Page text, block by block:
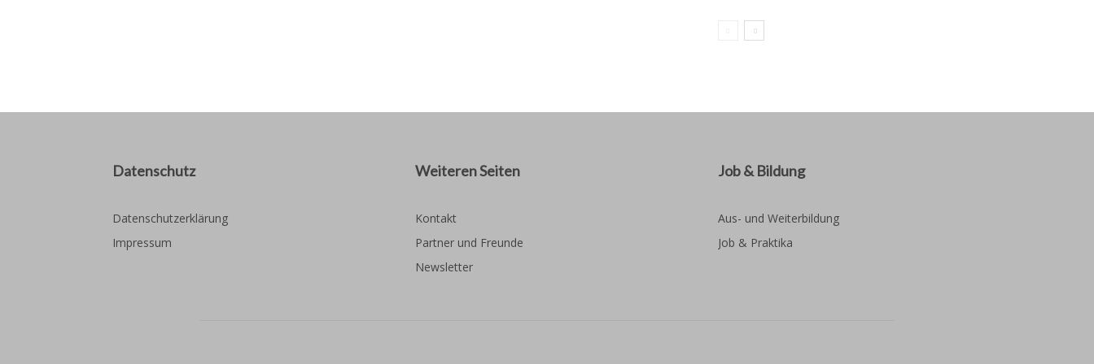
Datenschutz
Datenschutzerklärung
Impressum
Weiteren Seiten
Kontakt
Partner und Freunde
Newsletter
Job & Bildung
Aus- und Weiterbildung
Job & Praktika